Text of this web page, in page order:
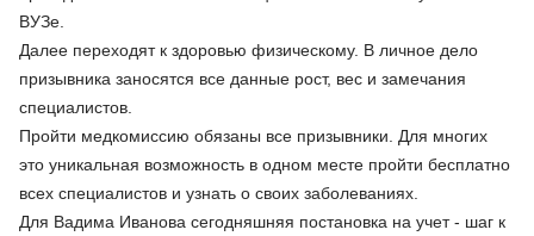
ВУЗе.
Далее переходят к здоровью физическому. В личное дело
призывника заносятся все данные рост, вес и замечания
специалистов.
Пройти медкомиссию обязаны все призывники. Для многих
это уникальная возможность в одном месте пройти бесплатно
всех специалистов и узнать о своих заболеваниях.
Для Вадима Иванова сегодняшняя постановка на учет - шаг к